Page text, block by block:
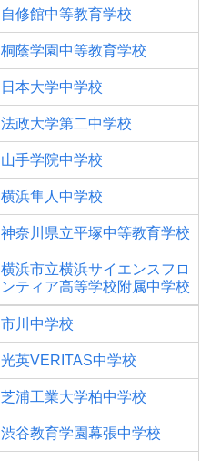
自修館中等教育学校
桐蔭学園中等教育学校
日本大学中学校
法政大学第二中学校
山手学院中学校
横浜隼人中学校
神奈川県立平塚中等教育学校
横浜市立横浜サイエンスフロ
ンティア高等学校附属中学校
市川中学校
光英VERITAS中学校
芝浦工業大学柏中学校
渋谷教育学園幕張中学校